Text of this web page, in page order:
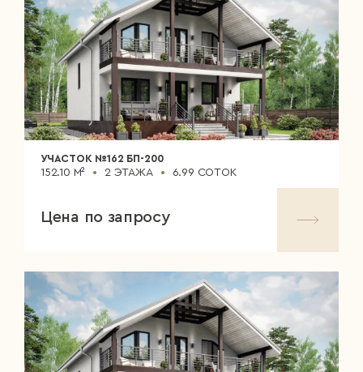
УЧАСТОК №162 БП-200
152.10 М² 2 ЭТАЖА 6.99 СОТОК
Цена по запросу